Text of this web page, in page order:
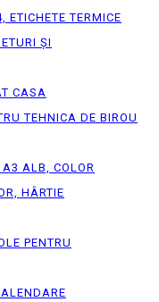
ETICHETE TERMICE
ȘI
CASA
TEHNICA DE BIROU
ALB, COLOR
HÂRTIE
PENTRU